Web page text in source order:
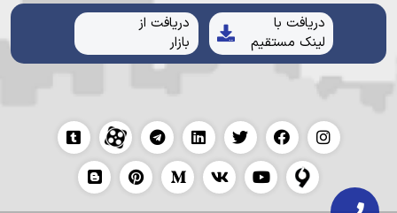
دریافت با
لینک مستقیم
دریافت از
بازار